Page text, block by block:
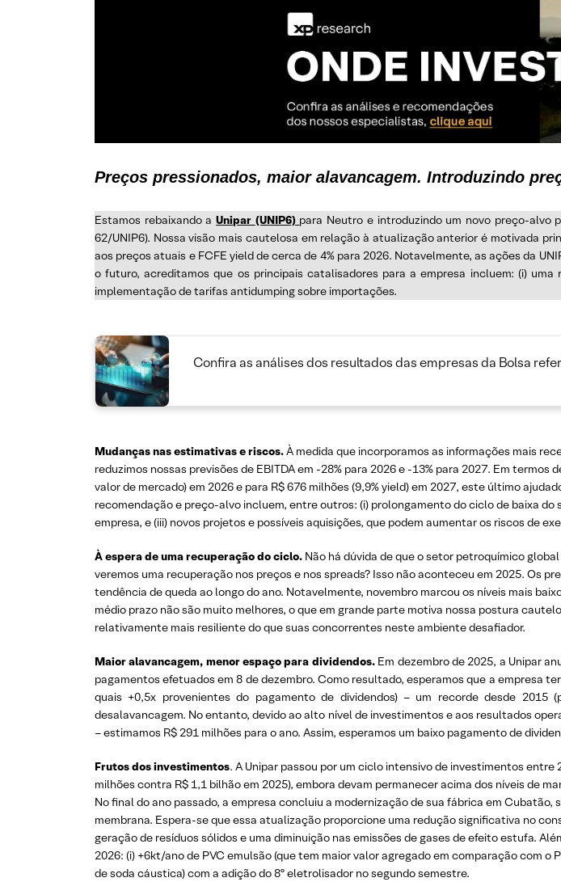
Preços pressionados, maior alavancagem. Introduzindo
Estamos rebaixando aUnipar (UNIP6) para Neutro e introduzindo um novo preço-alvo
62/UNIP6). Nossa visão mais cautelosa em relação à atualização anterior é motivada
aos preços atuais e FCFE yield de cerca de 4% para 2026. Notavelmente, as ações da
o futuro, acreditamos que os principais catalisadores para a empresa incluem: (i)
implementação de tarifas antidumping sobre importações.
Confira as análises dos resultados das empresas da Bolsa
Mudanças nas estimativas e riscos.À medida que incorporamos as informações mais
reduzimos nossas previsões de EBITDA em -28% para 2026 e -13% para 2027. Em
valor de mercado) em 2026 e para R$ 676 milhões (9,9% yield) em 2027, este último
recomendação e preço-alvo incluem, entre outros: (i) prolongamento do ciclo de baixa
empresa, e (iii) novos projetos e possíveis aquisições, que podem aumentar os riscos de
À espera de uma recuperação do ciclo. Não há dúvida de que o setor petroquímico
veremos uma recuperação nos preços e nos spreads? Isso não aconteceu em 2025. Os
tendência de queda ao longo do ano. Notavelmente, novembro marcou os níveis mais
médio prazo não são muito melhores, o que em grande parte motiva nossa postura
relativamente mais resiliente do que suas concorrentes neste ambiente desafiador.
Maior alavancagem, menor espaço para dividendos. Em dezembro de 2025, a Unipar
pagamentos efetuados em 8 de dezembro. Como resultado, esperamos que a empresa
quais +0,5x provenientes do pagamento de dividendos) – um recorde desde
desalavancagem. No entanto, devido ao alto nível de investimentos e aos resultados
– estimamos R$ 291 milhões para o ano. Assim, esperamos um baixo pagamento de
Frutos dos investimentos. A Unipar passou por um ciclo intensivo de investimentos entre
milhões contra R$ 1,1 bilhão em 2025), embora devam permanecer acima dos níveis de
No final do ano passado, a empresa concluiu a modernização de sua fábrica em
membrana. Espera-se que essa atualização proporcione uma redução significativa no
geração de resíduos sólidos e uma diminuição nas emissões de gases de efeito estufa.
2026: (i) +6kt/ano de PVC emulsão (que tem maior valor agregado em comparação com
de soda cáustica) com a adição do 8º eletrolisador no segundo semestre.